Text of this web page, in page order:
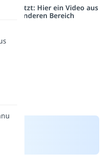
vernetzt: Hier ein Video aus
einem anderen Bereich